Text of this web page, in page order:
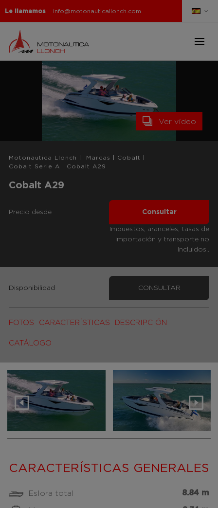
Le llamamos info@motonauticallonch.com
Ver vídeo
Motonautica Llonch Marcas Cobalt
Cobalt Serie A
Cobalt A29
Cobalt A29
Precio desde Consultar
Impuestos, aranceles, tasas de
importación y transporte no
incluidos..
FOTOS CARACTERÍSTICAS DESCRIPCIÓN
CATÁLOGO
Disponibilidad CONSULTAR
CARACTERÍSTICAS GENERALES
Eslora total 8.84 m